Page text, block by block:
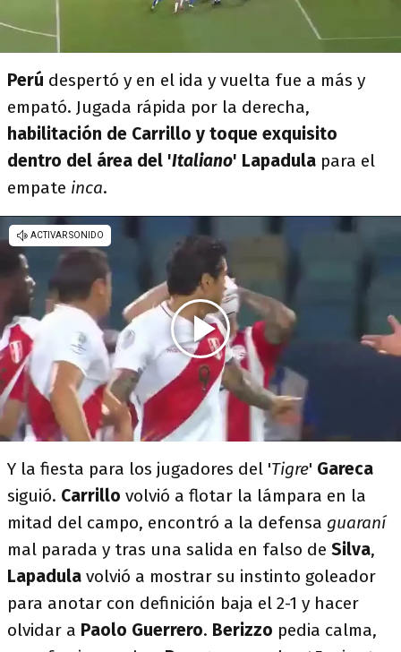
Perú despertó y en el ida y vuelta fue a más y
empató. Jugada rápida por la derecha,
habilitación de Carrillo y toque exquisito
dentro del área del 'Italiano' Lapadula para el
empate inca.
Y la fiesta para los jugadores del 'Tigre' Gareca
siguió. Carrillo volvió a flotar la lámpara en la
mitad del campo, encontró a la defensa guaraní
mal parada y tras una salida en falso de Silva,
Lapadula volvió a mostrar su instinto goleador
para anotar con definición baja el 2-1 y hacer
olvidar a Paolo Guerrero. Berizzo pedia calma,